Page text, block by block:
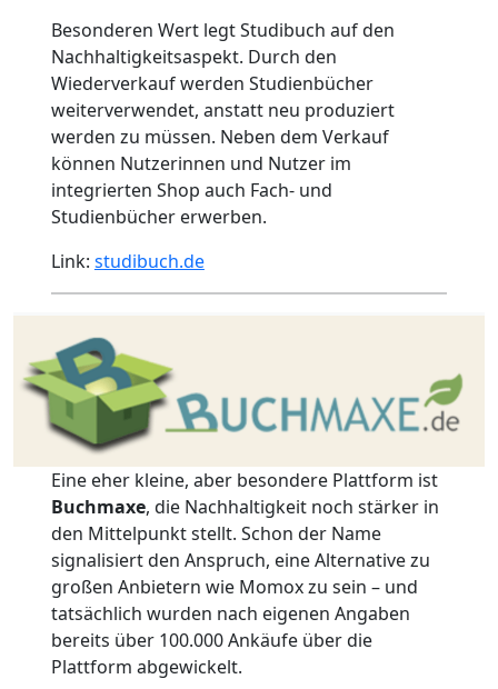
Besonderen Wert legt Studibuch auf den
Nachhaltigkeitsaspekt. Durch den
Wiederverkauf werden Studienbücher
weiterverwendet, anstatt neu produziert
werden zu müssen. Neben dem Verkauf
können Nutzerinnen und Nutzer im
integrierten Shop auch Fach- und
Studienbücher erwerben.
Link: studibuch.de
Eine eher kleine, aber besondere Plattform ist
Buchmaxe, die Nachhaltigkeit noch stärker in
den Mittelpunkt stellt. Schon der Name
signalisiert den Anspruch, eine Alternative zu
großen Anbietern wie Momox zu sein – und
tatsächlich wurden nach eigenen Angaben
bereits über 100.000 Ankäufe über die
Plattform abgewickelt.